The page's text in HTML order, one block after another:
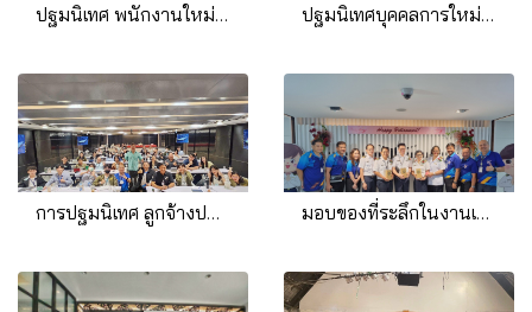
ปฐมนิเทศ พนักงานใหม่ ปี พ.ศ. 2569 ปฐมนิเทศบุคคลการใหม่ ICC FDO จำนวน 56 คน 2568
การปฐมนิเทศ ลูกจ้างปฏิบัติงานควบคุมจราจรทางอากาศใหม่ จำนวน 36 คน มอบของที่ระลึกในงานเกษียณอายุ ประจำปี 2567สมาชิกสหภาพฯ